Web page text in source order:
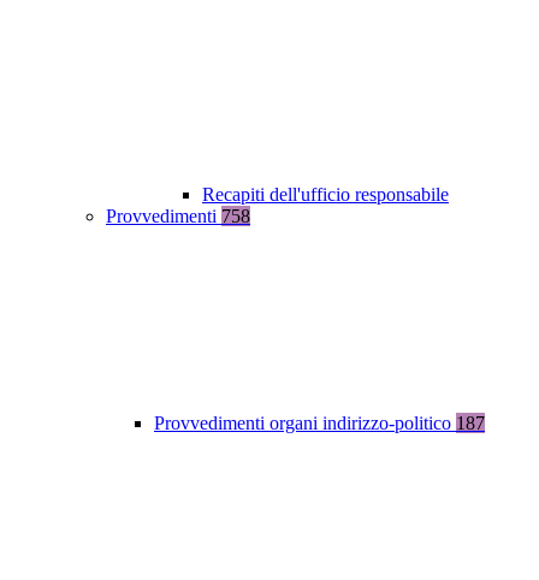
Recapiti dell'ufficio responsabile
Provvedimenti 758
Provvedimenti organi indirizzo-politico 187